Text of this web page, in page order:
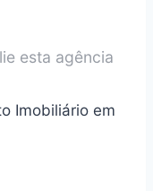
esta agência
Imobiliário em